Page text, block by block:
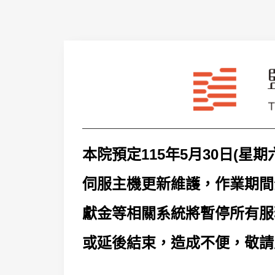
本院預定115年5月30日(星
伺服主機更新維護，作業期
獻金等相關系統將暫停所有
或延後結束，造成不便，敬